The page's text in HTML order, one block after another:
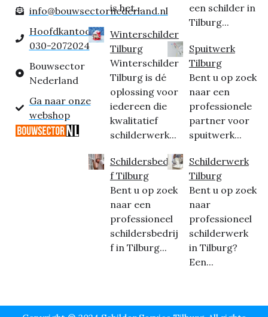
info@bouwsectornederland.nl
Hoofdkantoor:
030-2072024
Bouwsector
Nederland
Ga naar onze
webshop
is het...
Winterschilder
Tilburg
Winterschilder
Tilburg is dé
oplossing voor
iedereen die
kwalitatief
schilderwerk...
Schildersbedrij
f Tilburg
Bent u op zoek
naar een
professioneel
schildersbedrij
f in Tilburg...
een schilder in
Tilburg...
Spuitwerk
Tilburg
Bent u op zoek
naar een
professionele
partner voor
spuitwerk...
Schilderwerk
Tilburg
Bent u op zoek
naar
professioneel
schilderwerk
in Tilburg?
Een...